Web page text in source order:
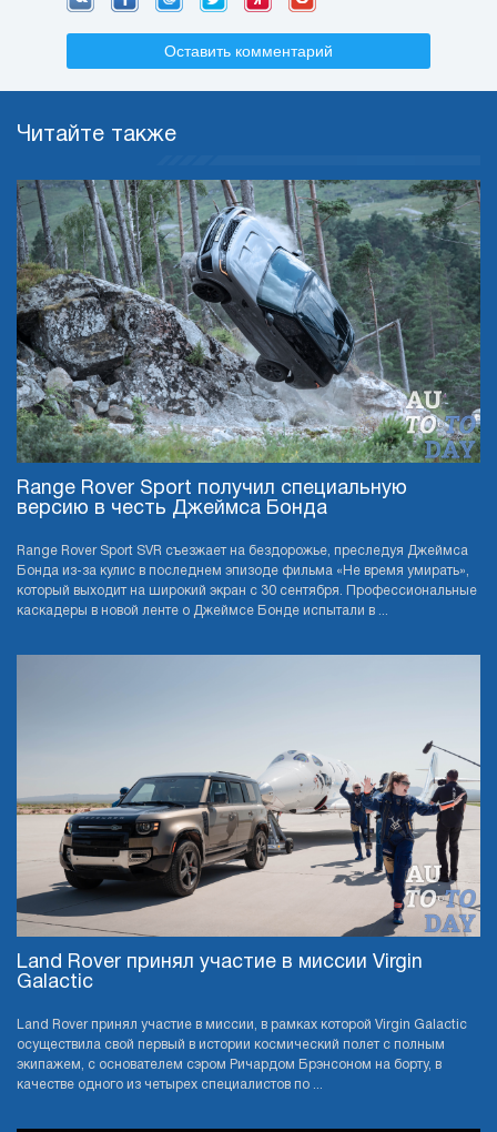
Оставить комментарий
Читайте также
Range Rover Sport получил специальную
версию в честь Джеймса Бонда
Range Rover Sport SVR съезжает на бездорожье, преследуя Джеймса
Бонда из-за кулис в последнем эпизоде фильма «Не время умирать»,
который выходит на широкий экран с 30 сентября. Профессиональные
каскадеры в новой ленте о Джеймсе Бонде испытали в ...
Land Rover принял участие в миссии Virgin
Galactic
Land Rover принял участие в миссии, в рамках которой Virgin Galactic
осуществила свой первый в истории космический полет с полным
экипажем, с основателем сэром Ричардом Брэнсоном на борту, в
качестве одного из четырех специалистов по ...